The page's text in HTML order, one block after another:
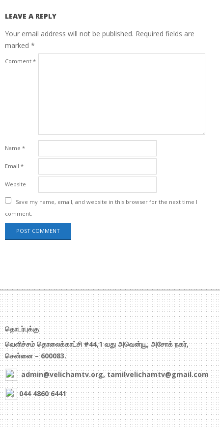
LEAVE A REPLY
Your email address will not be published. Required fields are
marked *
Comment *
Name *
Email *
Website
Save my name, email, and website in this browser for the next time I
comment.
தொடர்புக்கு
வெளிச்சம் தொலைக்காட்சி #44,1 வது அவென்யூ, அசோக் நகர்,
சென்னை – 600083.
admin@velichamtv.org, tamilvelichamtv@gmail.com
044 4860 6441